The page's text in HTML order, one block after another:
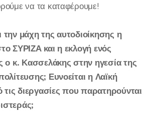
να τα καταφέρουμε!
μάχη της αυτοδιοίκησης η
ΣΥΡΙΖΑ και η εκλογή ενός
κ. Κασσελάκης στην ηγεσία της
Ευνοείται η Λαϊκή
διεργασίες που παρατηρούνται